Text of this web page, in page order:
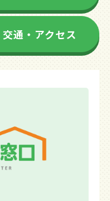
交通・アクセス